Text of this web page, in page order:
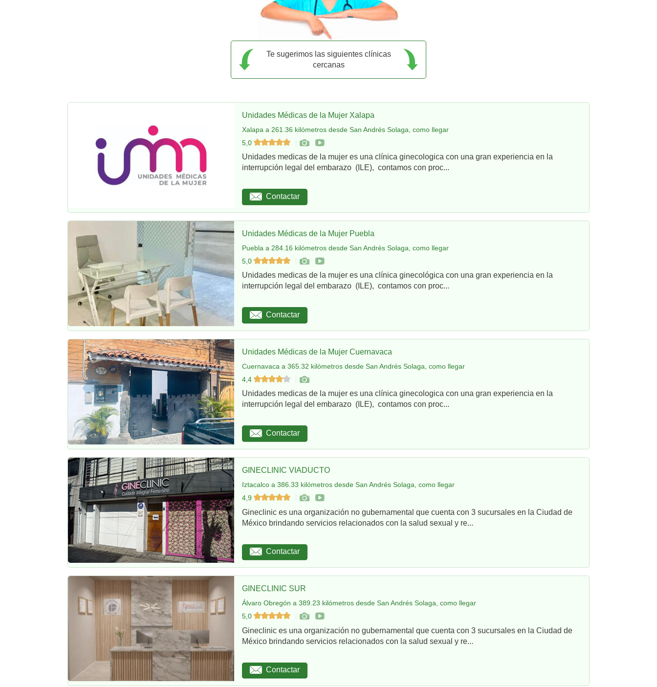
Te sugerimos las siguientes clínicas
cercanas
Unidades Médicas de la Mujer Xalapa
Xalapa a 261.36 kilómetros desde San Andrés Solaga, como llegar
5,0
Unidades medicas de la mujer es una clínica ginecologica con una gran experiencia en la
interrupción legal del embarazo (ILE), contamos con proc...
Contactar
Unidades Médicas de la Mujer Puebla
Puebla a 284.16 kilómetros desde San Andrés Solaga, como llegar
5,0
Unidades medicas de la mujer es una clínica ginecológica con una gran experiencia en la
interrupción legal del embarazo (ILE), contamos con proc...
Contactar
Unidades Médicas de la Mujer Cuernavaca
Cuernavaca a 365.32 kilómetros desde San Andrés Solaga, como llegar
4,4
Unidades medicas de la mujer es una clínica ginecologica con una gran experiencia en la
interrupción legal del embarazo (ILE), contamos con proc...
Contactar
GINECLINIC VIADUCTO
Iztacalco a 386.33 kilómetros desde San Andrés Solaga, como llegar
4,9
Gineclinic es una organización no gubernamental que cuenta con 3 sucursales en la Ciudad de
México brindando servicios relacionados con la salud sexual y re...
Contactar
GINECLINIC SUR
Álvaro Obregón a 389.23 kilómetros desde San Andrés Solaga, como llegar
5,0
Gineclinic es una organización no gubernamental que cuenta con 3 sucursales en la Ciudad de
México brindando servicios relacionados con la salud sexual y re...
Contactar